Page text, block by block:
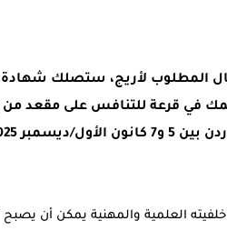
للتنافس على مقعد من بين 5 أشخاص
2025.
مهما كانت خلفيته العلمية والمهنية يمكن